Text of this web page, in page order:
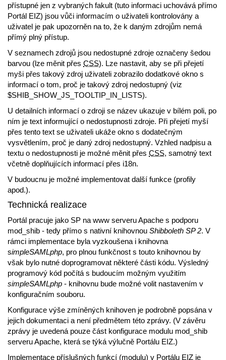
přístupné jen z vybraných fakult (tuto informaci uchovává přímo
Portál EIZ) jsou vůči informacím o uživateli kontrolovány a
uživatel je pak upozorněn na to, že k daným zdrojům nemá
přímý plný přístup.
V seznamech zdrojů jsou nedostupné zdroje označeny šedou
barvou (lze měnit přes CSS). Lze nastavit, aby se při přejetí
myši přes takový zdroj uživateli zobrazilo dodatkové okno s
informací o tom, proč je takový zdroj nedostupný (viz
$SHIB_SHOW_JS_TOOLTIP_IN_LISTS).
U detailních informací o zdroji se název ukazuje v bílém poli, po
ním je text informující o nedostupnosti zdroje. Při přejetí myší
přes tento text se uživateli ukáže okno s dodatečným
vysvětlením, proč je daný zdroj nedostupný. Vzhled nadpisu a
textu o nedostupnosti je možné měnit přes CSS, samotný text
včetně doplňujících informací přes i18n.
V budoucnu je možné implementovat další funkce (profily
apod.).
Technická realizace
Portál pracuje jako SP na www serveru Apache s podporu
mod_shib - tedy přímo s nativní knihovnou Shibboleth SP 2. V
rámci implementace byla vyzkoušena i knihovna
simpleSAMLphp, pro plnou funkčnost s touto knihovnou by
však bylo nutné doprogramovat některé části kódu. Výsledný
programový kód počítá s budoucím možným využitím
simpleSAMLphp - knihovnu bude možné volit nastavením v
konfiguračním souboru.
Konfigurace výše zmíněných knihoven je podrobně popsána v
jejich dokumentaci a není předmětem této zprávy. (V závěru
zprávy je uvedená pouze část konfigurace modulu mod_shib
serveru Apache, která se týká výlučně Portálu EIZ.)
Implementace příslušných funkcí (modulu) v Portálu EIZ je